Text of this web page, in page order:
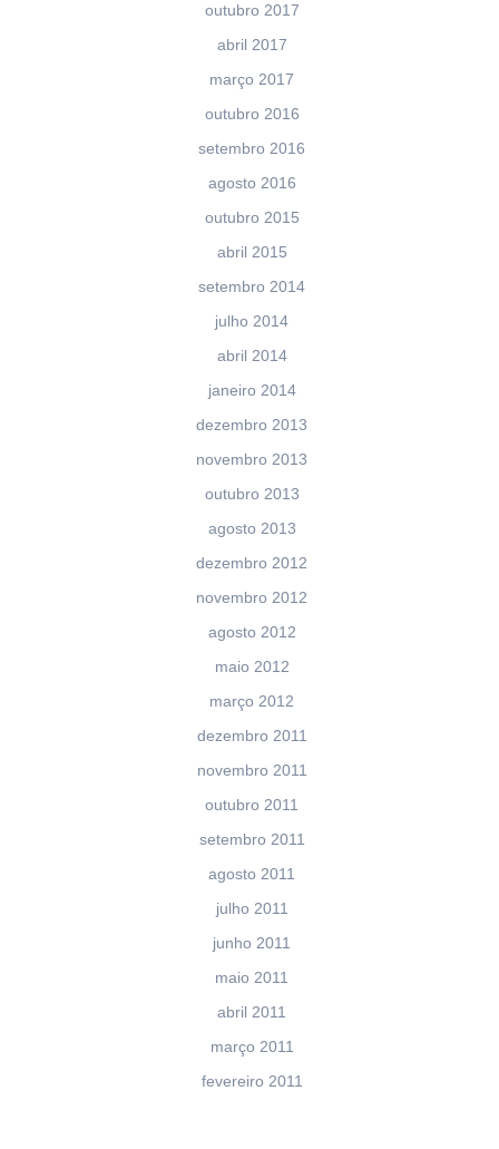
outubro 2017
abril 2017
março 2017
outubro 2016
setembro 2016
agosto 2016
outubro 2015
abril 2015
setembro 2014
julho 2014
abril 2014
janeiro 2014
dezembro 2013
novembro 2013
outubro 2013
agosto 2013
dezembro 2012
novembro 2012
agosto 2012
maio 2012
março 2012
dezembro 2011
novembro 2011
outubro 2011
setembro 2011
agosto 2011
julho 2011
junho 2011
maio 2011
abril 2011
março 2011
fevereiro 2011